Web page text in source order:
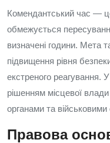
Комендантський час —
обмежується
визначені години. Мета
підвищення рівня
екстреного реагування.
рішенням місцевої
органами та
Правова